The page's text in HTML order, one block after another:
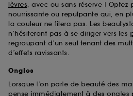
lèvres, avec ou sans réserve ! Optez
nourrissante ou repulpante qui, en
la couleur ne filera pas. Les
n’hésiteront pas à se diriger vers les
regroupant d’un seul tenant des
d’effets ravissants.
Ongles
Lorsque l’on parle de beauté des
pense immédiatement à des ongles